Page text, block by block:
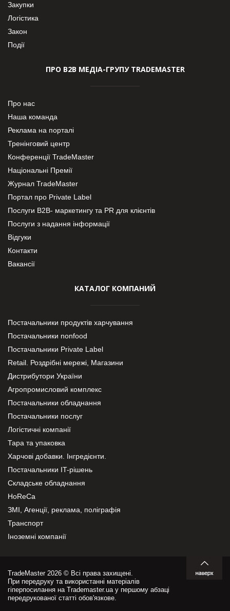
Закупки
Логістика
Закон
Події
ПРО В2В МЕДІА-ГРУПУ TRADEMASTER
Про нас
Наша команда
Реклама на порталі
Тренінговий центр
Конференції TradeMaster
Національні Премії
Журнал TradeMaster
Портал про Private Label
Послуги В2В- маркетингу та PR для клієнтів
Послуги з надання інформації
Відгуки
Контакти
Вакансії
КАТАЛОГ КОМПАНИЙ
Постачальники продуктів харчування
Постачальники nonfood
Постачальники Private Label
Retail. Роздрібні мережі, Магазини
Дистрибутори України
Агропромисловий комплекс
Постачальники обладнання
Постачальники послуг
Логістичні компанії
Тара та упаковка
Харчові добавки. Інгредієнти.
Постачальники IT-рішень
Складське обладнання
HoReCa
ЗМІ, Агенції, реклама, поліграфія
Транспорт
Іноземні компанії
TradeMaster 2026 © Всі права захищені.
При передруку та використанні матеріалів
гіперпосилання на Trademaster.ua у першому абзаці
передрукованої статті обов'язкове.